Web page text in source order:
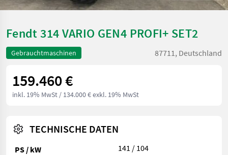
Fendt 314 VARIO GEN4 PROFI+ SET2
Gebrauchtmaschinen 87711, Deutschland
159.460 €
inkl. 19% MwSt / 134.000 € exkl. 19% MwSt
TECHNISCHE DATEN
PS / kW
141 / 104